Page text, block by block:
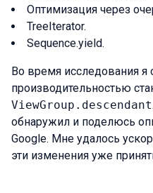
Оптимизация через
TreeIterator.
Sequence.yield.
Во время исследования
производительностью
ViewGroup.descendant
обнаружил и поделюсь
Google. Мне удалось
эти изменения уже